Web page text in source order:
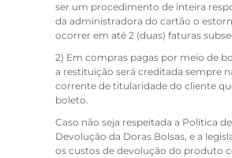
ser um procedimento de inteira
da administradora do cartão o
ocorrer em até 2 (duas) faturas
2) Em compras pagas por meio de
a restituição será creditada sempre
corrente de titularidade do cliente
boleto.
Caso não seja respeitada a Política
Devolução da Doras Bolsas, e a
os custos de devolução do produto